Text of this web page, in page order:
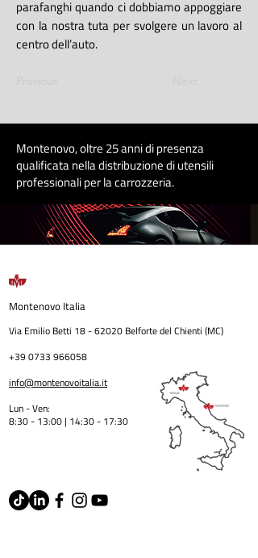
parafanghi quando ci dobbiamo appoggiare
con la nostra tuta per svolgere un lavoro al
centro dell’auto.
Montenovo, oltre 25 anni di presenza
qualificata nella distribuzione di utensili
professionali per la carrozzeria.
Montenovo Italia
Via Emilio Betti 18 - 62020 Belforte del Chienti (MC)
+39 0733 966058
info@montenovoitalia.it
Lun - Ven:
8:30 - 13:00 | 14:30 - 17:30